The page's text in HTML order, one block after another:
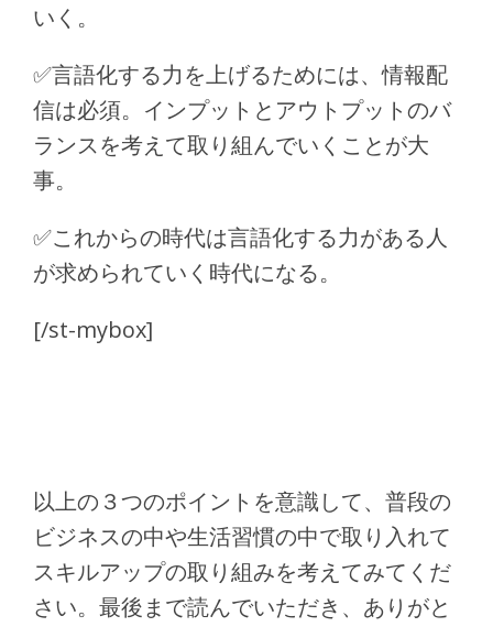
いく。
✅言語化する力を上げるためには、情報配
信は必須。インプットとアウトプットのバ
ランスを考えて取り組んでいくことが大
事。
✅これからの時代は言語化する力がある人
が求められていく時代になる。
[/st-mybox]
以上の３つのポイントを意識して、普段の
ビジネスの中や生活習慣の中で取り入れて
スキルアップの取り組みを考えてみてくだ
さい。最後まで読んでいただき、ありがと